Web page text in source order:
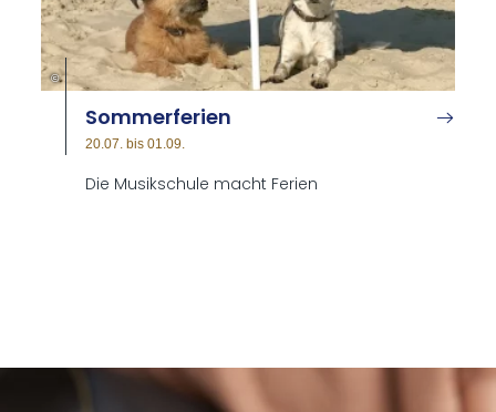
©
Som­mer­fe­ri­en
20.07. bis 01.09.
Die Musikschule macht Ferien